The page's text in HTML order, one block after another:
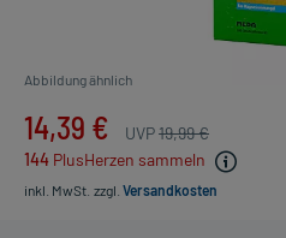
Abbildung ähnlich
14,39 € UVP19,99 €
144 PlusHerzen sammeln
inkl. MwSt. zzgl. Versandkosten